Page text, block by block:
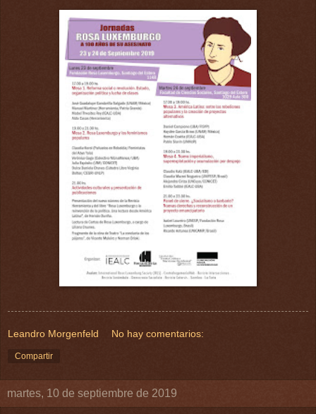
Leandro Morgenfeld No hay comentarios:
Compartir
martes, 10 de septiembre de 2019